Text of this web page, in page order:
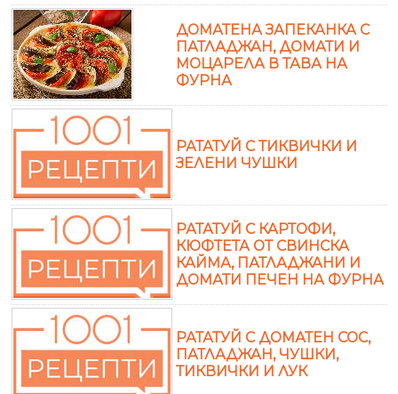
ДОМАТЕНА ЗАПЕКАНКА С
ПАТЛАДЖАН, ДОМАТИ И
МОЦАРЕЛА В ТАВА НА
ФУРНА
РАТАТУЙ С ТИКВИЧКИ И
ЗЕЛЕНИ ЧУШКИ
РАТАТУЙ С КАРТОФИ,
КЮФТЕТА ОТ СВИНСКА
КАЙМА, ПАТЛАДЖАНИ И
ДОМАТИ ПЕЧЕН НА ФУРНА
РАТАТУЙ С ДОМАТЕН СОС,
ПАТЛАДЖАН, ЧУШКИ,
ТИКВИЧКИ И ЛУК